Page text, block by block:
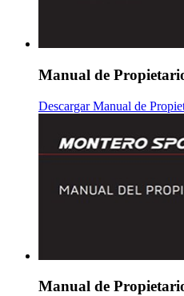
Manual de
Descargar Manual de
Manual de